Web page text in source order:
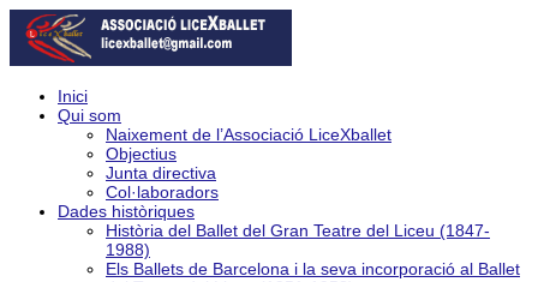
Inici
Qui som
Naixement de l’Associació LiceXballet
Objectius
Junta directiva
Col·laboradors
Dades històriques
Història del Ballet del Gran Teatre del Liceu (1847-
1988)
Els Ballets de Barcelona i la seva incorporació al Ballet